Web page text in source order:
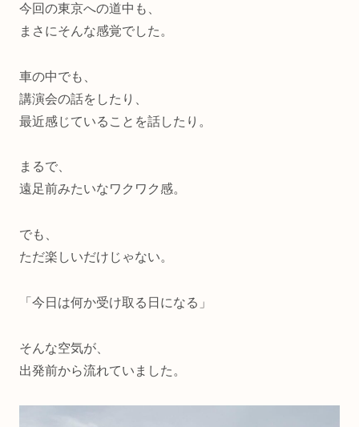
今回の東京への道中も、
まさにそんな感覚でした。
車の中でも、
講演会の話をしたり、
最近感じていることを話したり。
まるで、
遠足前みたいなワクワク感。
でも、
ただ楽しいだけじゃない。
「今日は何か受け取る日になる」
そんな空気が、
出発前から流れていました。